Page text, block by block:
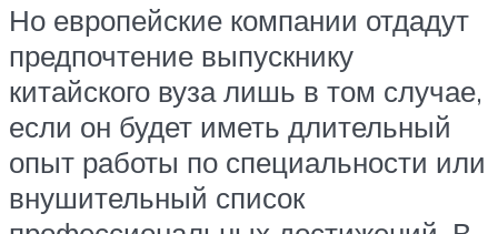
Но европейские компании отдадут
предпочтение выпускнику
китайского вуза лишь в том случае,
если он будет иметь длительный
опыт работы по специальности или
внушительный список